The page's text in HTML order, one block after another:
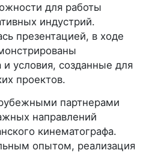
для работы
индустрий.
презентацией, в ходе
условия, созданные для
проектов.
партнерами
направлений
кинематографа.
опытом, реализация